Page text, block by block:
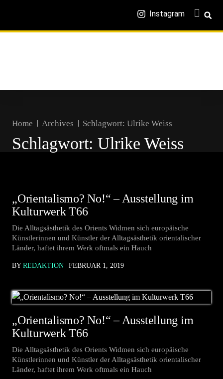
Instagram
Home Archives Schlagwort: Ulrike Weiss
Schlagwort: Ulrike Weiss
„Orientalismo? No!“ – Ausstellung im
Kulturwerk T66
Die Alltagsästhetik des Orients Widmen sich europäische
Künstlerinnen und Künstler der Alltags­ästhetik orientalischer
Länder, haftet ihrem Werk oftmals ein Hauch
BY REDAKTION FEBRUAR 1, 2019
„Orientalismo? No!“ – Ausstellung im
Kulturwerk T66
Die Alltagsästhetik des Orients Widmen sich europäische
Künstlerinnen und Künstler der Alltags­ästhetik orientalischer
Länder, haftet ihrem Werk oftmals ein Hauch